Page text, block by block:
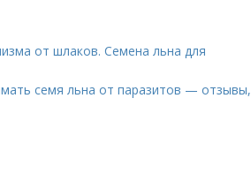
от шлаков. Семена льна для
семя льна от паразитов — отзывы,